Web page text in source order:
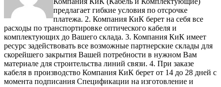
предлагает гибкие условия по отсрочке
платежа. 2. Компания КиК берет на себя все
расходы по транспортировке оптического кабеля и
комплектующих до Вашего склада. 3. Компания КиК имеет
ресурс задействовать все возможные партнерские склады для
скорейшего закрытия Вашей потребности в нужном Вам
материале для строительства линий связи. 4. При заказе
кабеля в производство Компания КиК берет от 14 до 28 дней с
момента подписания Спецификации на изготовление и